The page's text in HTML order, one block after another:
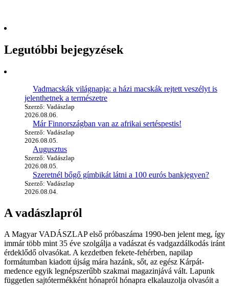
Legutóbbi bejegyzések
Vadmacskák világnapja: a házi macskák rejtett veszélyt is
jelenthetnek a természetre
Szerző: Vadászlap
2026.08.06.
Már Finnországban van az afrikai sertéspestis!
Szerző: Vadászlap
2026.08.05.
Augusztus
Szerző: Vadászlap
2026.08.05.
Szeretnél bőgő gímbikát látni a 100 eurós bankjegyen?
Szerző: Vadászlap
2026.08.04.
A vadászlapról
A Magyar VADÁSZLAP első próbaszáma 1990-ben jelent meg, így
immár több mint 35 éve szolgálja a vadászat és vadgazdálkodás iránt
érdeklődő olvasókat. A kezdetben fekete-fehérben, napilap
formátumban kiadott újság mára hazánk, sőt, az egész Kárpát-
medence egyik legnépszerűbb szakmai magazinjává vált. Lapunk
független sajtótermékként hónapról hónapra elkalauzolja olvasóit a